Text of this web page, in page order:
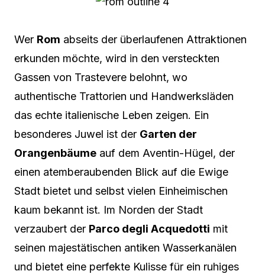
Wer Rom abseits der überlaufenen Attraktionen
erkunden möchte, wird in den versteckten
Gassen von Trastevere belohnt, wo
authentische Trattorien und Handwerksläden
das echte italienische Leben zeigen. Ein
besonderes Juwel ist der Garten der
Orangenbäume auf dem Aventin-Hügel, der
einen atemberaubenden Blick auf die Ewige
Stadt bietet und selbst vielen Einheimischen
kaum bekannt ist. Im Norden der Stadt
verzaubert der Parco degli Acquedotti mit
seinen majestätischen antiken Wasserkanälen
und bietet eine perfekte Kulisse für ein ruhiges